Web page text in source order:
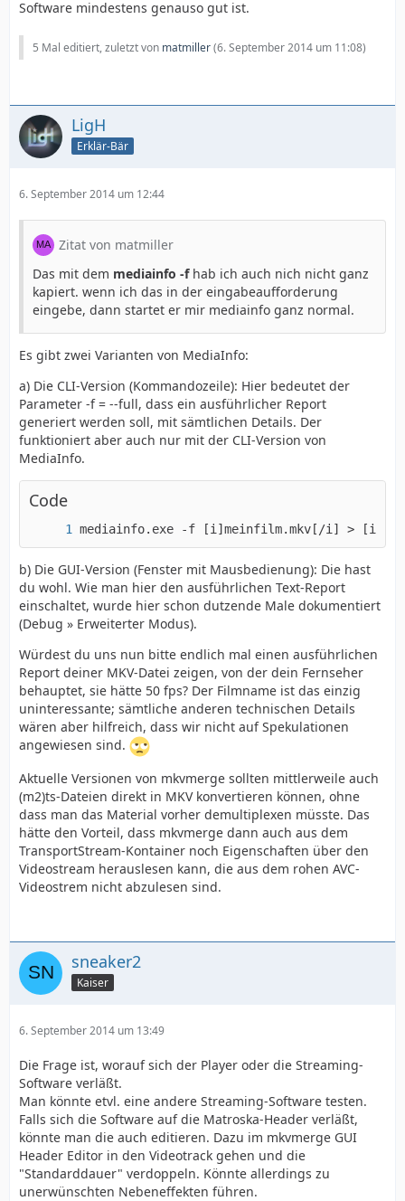
Software mindestens genauso gut ist.
5 Mal editiert, zuletzt von matmiller(6. September 2014 um 11:08)
LigH
Erklär-Bär
6. September 2014 um 12:44
Zitat von matmiller
Das mit dem mediainfo -fhab ich auch nich nicht ganz
kapiert. wenn ich das in der eingabeaufforderung
eingebe, dann startet er mir mediainfo ganz normal.
Es gibt zwei Varianten von MediaInfo:
a) Die CLI-Version (Kommandozeile): Hier bedeutet der
Parameter -f = --full, dass ein ausführlicher Report
generiert werden soll, mit sämtlichen Details. Der
funktioniert aber auch nur mit der CLI-Version von
MediaInfo.
Code
mediainfo.exe -f [i]meinfilm.mkv[/i] >
b) Die GUI-Version (Fenster mit Mausbedienung): Die hast
du wohl. Wie man hier den ausführlichen Text-Report
einschaltet, wurde hier schon dutzende Male dokumentiert
(Debug » Erweiterter Modus).
Würdest du uns nun bitte endlich mal einen ausführlichen
Report deiner MKV-Datei zeigen, von der dein Fernseher
behauptet, sie hätte 50 fps? Der Filmname ist das einzig
uninteressante; sämtliche anderen technischen Details
wären aber hilfreich, dass wir nicht auf Spekulationen
angewiesen sind.
Aktuelle Versionen von mkvmerge sollten mittlerweile auch
(m2)ts-Dateien direkt in MKV konvertieren können, ohne
dass man das Material vorher demultiplexen müsste. Das
hätte den Vorteil, dass mkvmerge dann auch aus dem
TransportStream-Kontainer noch Eigenschaften über den
Videostream herauslesen kann, die aus dem rohen AVC-
Videostrem nicht abzulesen sind.
sneaker2
Kaiser
6. September 2014 um 13:49
Die Frage ist, worauf sich der Player oder die Streaming-
Software verläßt.
Man könnte etvl. eine andere Streaming-Software testen.
Falls sich die Software auf die Matroska-Header verläßt,
könnte man die auch editieren. Dazu im mkvmerge GUI
Header Editor in den Videotrack gehen und die
"Standarddauer" verdoppeln. Könnte allerdings zu
unerwünschten Nebeneffekten führen.